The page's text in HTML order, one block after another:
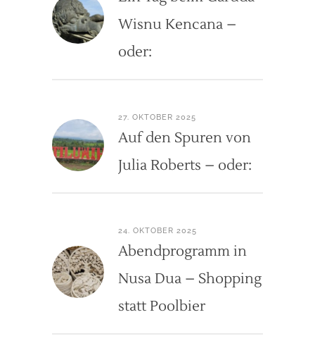
Wisnu Kencana –
oder:
27. OKTOBER 2025
Auf den Spuren von
Julia Roberts – oder:
24. OKTOBER 2025
Abendprogramm in
Nusa Dua – Shopping
statt Poolbier